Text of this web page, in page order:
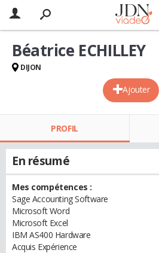
Ajouter
Béatrice ECHILLEY
DIJON
PROFIL
En résumé
Mes compétences :
Sage Accounting Software
Microsoft Word
Microsoft Excel
IBM AS400 Hardware
Acquis Expérience